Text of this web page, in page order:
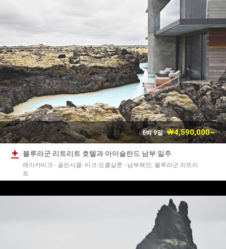
6박 9일 ￦4,590,000~
블루라군 리트리트 호텔과 아이슬란드 남부 일주
레이캬비크 - 골든서클- 비크-요쿨살론 - 남부해안, 블루라군 리트리
트